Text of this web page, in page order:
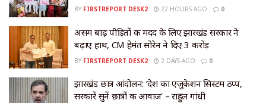
BY FIRSTREPORT DESK2 22 HOURS AGO 0
असम बाढ़ पीड़ितों की मदद के लिए झारखंड सरकार ने
बढ़ाए हाथ, CM हेमंत सोरेन ने दिए ₹3 करोड़
BY FIRSTREPORT DESK2 2 DAYS AGO 0
झारखंड छात्र आंदोलन: ‘देश का एजुकेशन सिस्टम ठप्प,
सरकारें सुनें छात्रों की आवाज’ – राहुल गांधी